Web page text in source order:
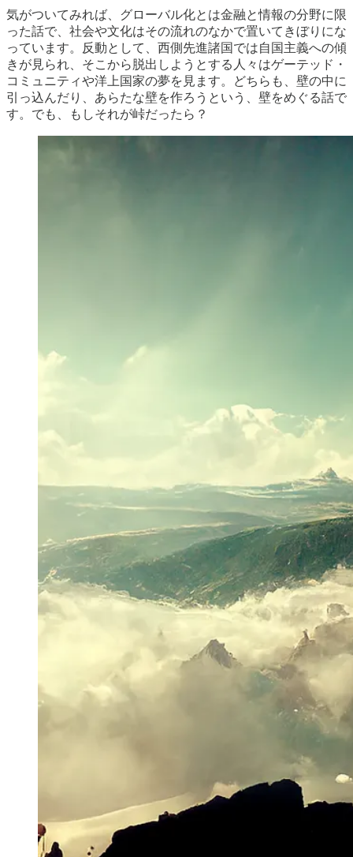
気がついてみれば、グローバル化とは金融と情報の分野に限
った話で、社会や文化はその流れのなかで置いてきぼりにな
っています。反動として、西側先進諸国では自国主義への傾
きが見られ、そこから脱出しようとする人々はゲーテッド・
コミュニティや洋上国家の夢を見ます。どちらも、壁の中に
引っ込んだり、あらたな壁を作ろうという、壁をめぐる話で
す。でも、もしそれが峠だったら？